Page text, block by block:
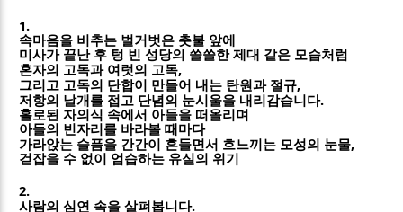
1.
속마음을 비추는 벌거벗은 촛불 앞에
미사가 끝난 후 텅 빈 성당의 쓸쓸한 제대 같은 모습처럼
혼자의 고독과 여럿의 고독,
그리고 고독의 단합이 만들어 내는 탄원과 절규,
저항의 날개를 접고 단념의 눈시울을 내리감습니다.
홀로된 자의식 속에서 아들을 떠올리며
아들의 빈자리를 바라볼 때마다
가라앉는 슬픔을 간간이 흔들면서 흐느끼는 모성의 눈물,
걷잡을 수 없이 엄습하는 유실의 위기
2.
사람의 심연 속을 살펴봅니다.
Sketchbook5, 스케치북5
Sketchbook5, 스케치북5